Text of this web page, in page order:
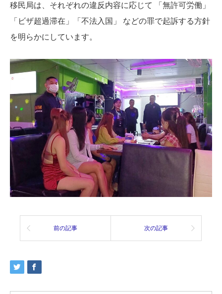
移民局は、それぞれの違反内容に応じて 「無許可労働」
「ビザ超過滞在」「不法入国」 などの罪で起訴する方針
を明らかにしています。
前の記事 次の記事